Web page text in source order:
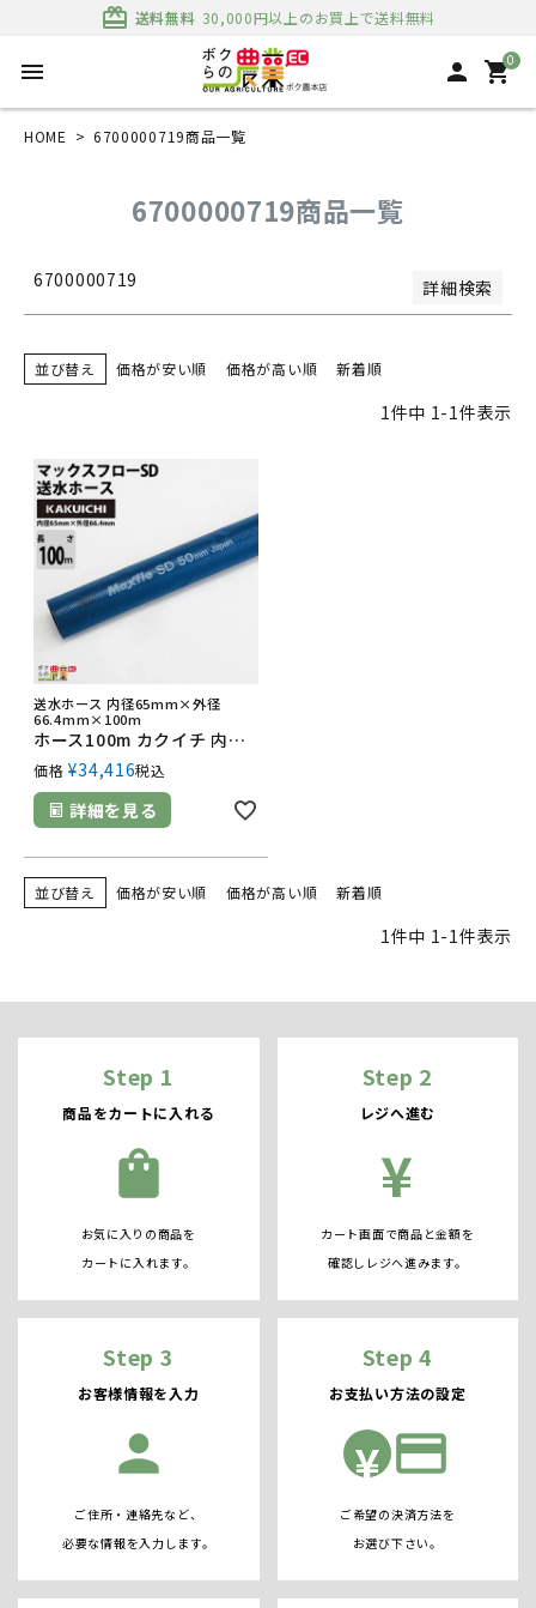
card_giftcard 送料無料 30,000円以上のお買上で送料無料
menu person 0
shopping_cart
HOME 6700000719商品一覧
6700000719商品一覧
6700000719 詳細検索
新着順
価格が安い順
価格が高い順
優先度順
並び替え 価格が安い順 価格が高い順 新着順
1件中 1-1件表示
送水ホース 内径65mm×外径
66.4mm×100m
ホース100m カクイチ 内径65mm マックスフローSD 送水ホース 土木 水 農業 送水 止水板
価格 ¥34,416税込
詳細を見る
並び替え 価格が安い順 価格が高い順 新着順
1件中 1-1件表示
Step 1
商品をカートに入れる
shopping_bag
お気に入りの商品を
カートに入れます。
Step 2
レジへ進む
¥
カート画面で商品と金額を
確認しレジへ進みます。
Step 3
お客様情報を入力
person
ご住所・連絡先など、
必要な情報を入力します。
Step 4
お支払い方法の設定
¥ credit_card
ご希望の決済方法を
お選び下さい。